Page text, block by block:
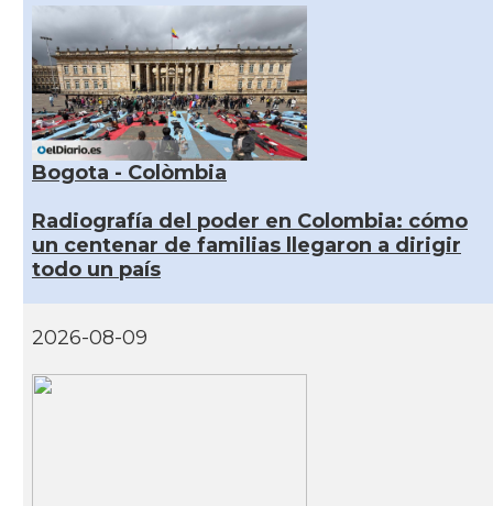
Bogota - Colòmbia
Radiografía del poder en Colombia: cómo
un centenar de familias llegaron a dirigir
todo un país
2026-08-09